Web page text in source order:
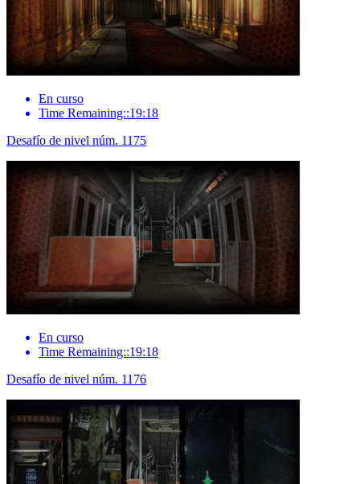
En curso
Time Remaining::19:18
Desafío de nivel núm. 1175
En curso
Time Remaining::19:18
Desafío de nivel núm. 1176